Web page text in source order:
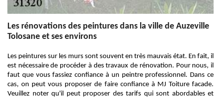
Les rénovations des peintures dans la ville de Auzeville
Tolosane et ses environs
Les peintures sur les murs sont souvent en très mauvais état. En fait, il
est nécessaire de procéder à des travaux de rénovation. Pour nous, il
faut que vous fassiez confiance à un peintre professionnel. Dans ce
cas, on peut vous proposer de faire confiance à MJ Toiture facade.
Veuillez noter qu'il peut proposer des tarifs qui sont abordables et